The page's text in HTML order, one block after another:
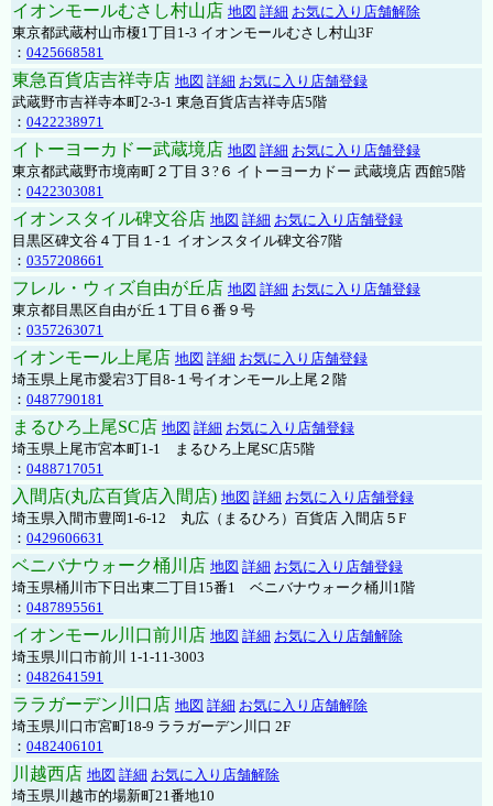
イオンモールむさし村山店 地図 詳細 お気に入り店舗解除
東京都武蔵村山市榎1丁目1-3 イオンモールむさし村山3F
： 0425668581
東急百貨店吉祥寺店 地図 詳細 お気に入り店舗登録
武蔵野市吉祥寺本町2-3-1 東急百貨店吉祥寺店5階
： 0422238971
イトーヨーカドー武蔵境店 地図 詳細 お気に入り店舗登録
東京都武蔵野市境南町２丁目３?６ イトーヨーカドー 武蔵境店 西館5階
： 0422303081
イオンスタイル碑文谷店 地図 詳細 お気に入り店舗登録
目黒区碑文谷４丁目１-１ イオンスタイル碑文谷7階
： 0357208661
フレル・ウィズ自由が丘店 地図 詳細 お気に入り店舗登録
東京都目黒区自由が丘１丁目６番９号
： 0357263071
イオンモール上尾店 地図 詳細 お気に入り店舗登録
埼玉県上尾市愛宕3丁目8-１号イオンモール上尾２階
： 0487790181
まるひろ上尾SC店 地図 詳細 お気に入り店舗登録
埼玉県上尾市宮本町1-1 まるひろ上尾SC店5階
： 0488717051
入間店(丸広百貨店入間店) 地図 詳細 お気に入り店舗登録
埼玉県入間市豊岡1-6-12 丸広（まるひろ）百貨店 入間店５F
： 0429606631
ベニバナウォーク桶川店 地図 詳細 お気に入り店舗登録
埼玉県桶川市下日出東二丁目15番1 ベニバナウォーク桶川1階
： 0487895561
イオンモール川口前川店 地図 詳細 お気に入り店舗解除
埼玉県川口市前川 1-1-11-3003
： 0482641591
ララガーデン川口店 地図 詳細 お気に入り店舗解除
埼玉県川口市宮町18-9 ララガーデン川口 2F
： 0482406101
川越西店 地図 詳細 お気に入り店舗解除
埼玉県川越市的場新町21番地10